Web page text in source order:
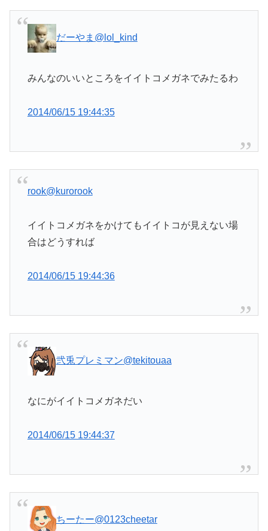
だーやま @lol_kind
みんなのいいところをイイトコメガネでみたるわ
2014/06/15 19:44:35
rook@kurorook
イイトコメガネをかけてもイイトコが見えない場
合はどうすれば
2014/06/15 19:44:36
弐兎プレミマン@tekitouaa
なにがイイトコメガネだい
2014/06/15 19:44:37
ちーたー@0123cheetar